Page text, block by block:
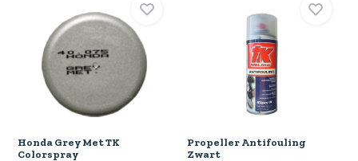
Honda Grey Met TK
Colorspray
Propeller Antifouling
Zwart